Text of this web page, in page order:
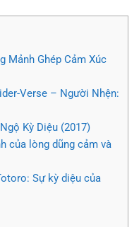
Mảnh Ghép Cảm Xúc
Verse – Người Nhện:
Kỳ Diệu (2017)
của lòng dũng cảm và
Sự kỳ diệu của